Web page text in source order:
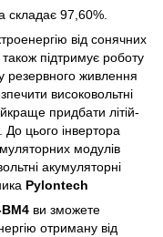
складає 97,60%.
від сонячних
підтримує роботу
резервного живлення
високовольтні
придбати літій-
До цього інвертора
модулів
акумуляторні
Pylontech
ви зможете
отриману від